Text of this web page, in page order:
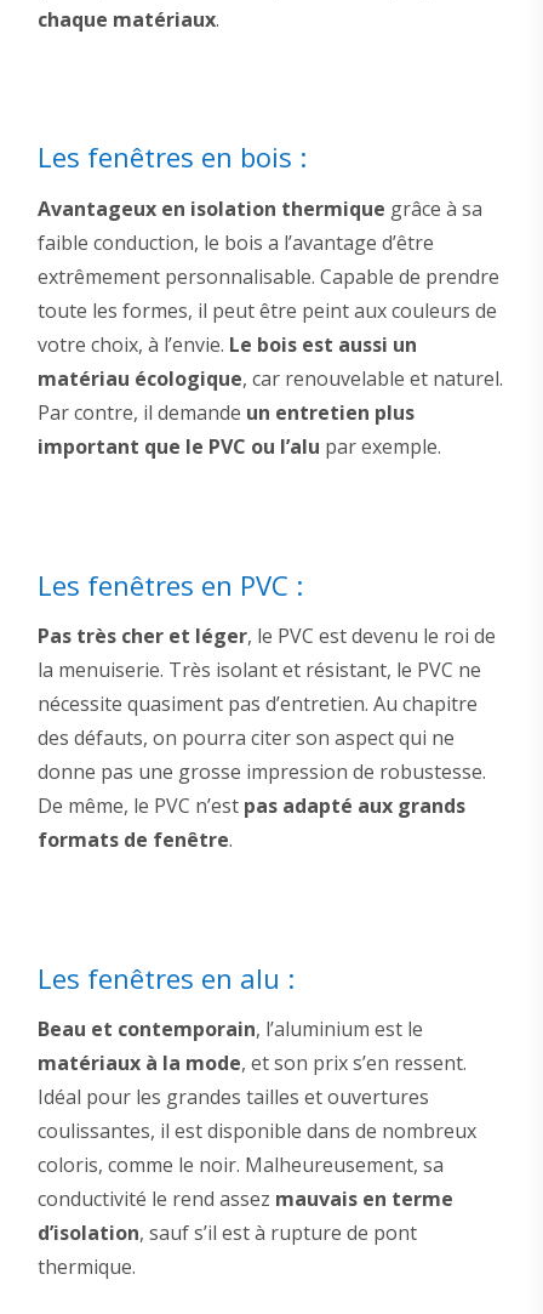
chaque matériaux.
Les fenêtres en bois :
Avantageux en isolation thermique grâce à sa
faible conduction, le bois a l’avantage d’être
extrêmement personnalisable. Capable de prendre
toute les formes, il peut être peint aux couleurs de
votre choix, à l’envie. Le bois est aussi un
matériau écologique, car renouvelable et naturel.
Par contre, il demande un entretien plus
important que le PVC ou l’alu par exemple.
Les fenêtres en PVC :
Pas très cher et léger, le PVC est devenu le roi de
la menuiserie. Très isolant et résistant, le PVC ne
nécessite quasiment pas d’entretien. Au chapitre
des défauts, on pourra citer son aspect qui ne
donne pas une grosse impression de robustesse.
De même, le PVC n’est pas adapté aux grands
formats de fenêtre.
Les fenêtres en alu :
Beau et contemporain, l’aluminium est le
matériaux à la mode, et son prix s’en ressent.
Idéal pour les grandes tailles et ouvertures
coulissantes, il est disponible dans de nombreux
coloris, comme le noir. Malheureusement, sa
conductivité le rend assez mauvais en terme
d’isolation, sauf s’il est à rupture de pont
thermique.